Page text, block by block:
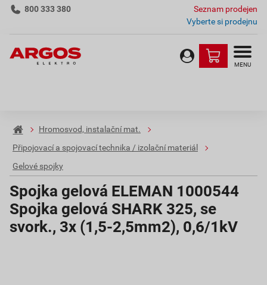
800 333 380
Seznam prodejen
Vyberte si prodejnu
MENU
Hromosvod, instalační mat.
Připojovací a spojovací technika / izolační materiál
Gelové spojky
Spojka gelová ELEMAN 1000544
Spojka gelová SHARK 325, se
svork., 3x (1,5-2,5mm2), 0,6/1kV